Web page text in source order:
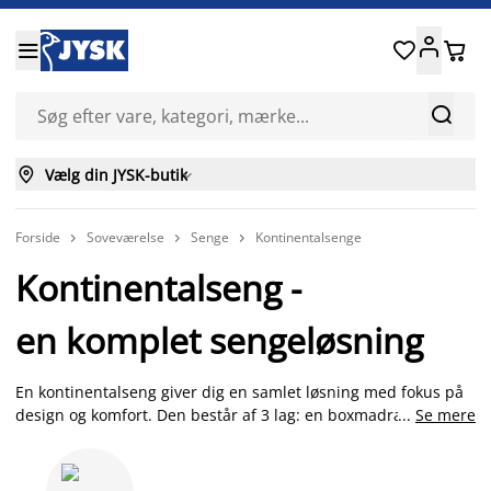


 
 Vælg din JYSK-butik
Forside  Soveværelse  Senge  Kontinentalsenge
Kontinentalseng -
en komplet sengeløsning
En kontinentalseng giver dig en samlet løsning med fokus på
design og komfort. Den består af 3 lag: en boxmadras eller en
skummadras i midten - en topmadras øverst. Hos JYSK har vi
altid et godt tilbud på kontinentalsenge, hvad end du er på
... Se mere